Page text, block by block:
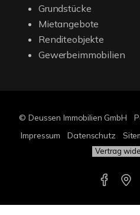
Grundstücke
Mietangebote
Renditeobjekte
Gewerbeimmobilien
© Deussen Immobilien GmbH
Impressum
Datenschutz
Vertrag